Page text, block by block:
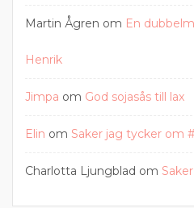
Martin Ågren om En
Henrik
Jimpa om God sojasås till lax
Elin om Saker jag tycker om
Charlotta Ljungblad om